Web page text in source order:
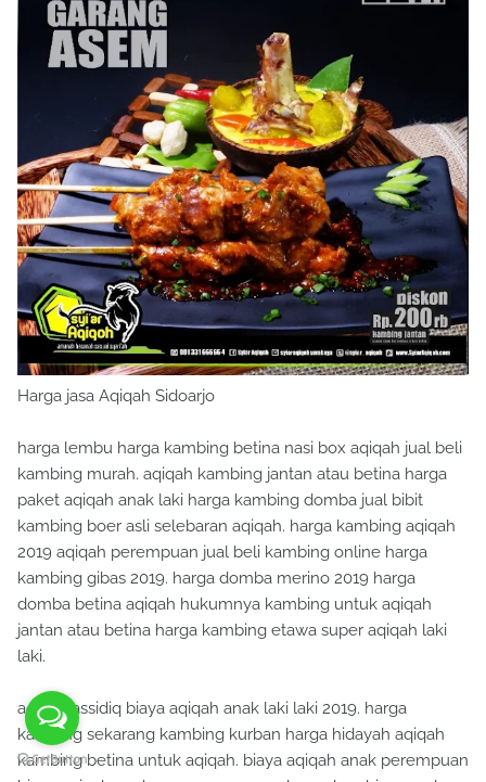
Harga jasa Aqiqah Sidoarjo
harga lembu harga kambing betina nasi box aqiqah jual beli
kambing murah. aqiqah kambing jantan atau betina harga
paket aqiqah anak laki harga kambing domba jual bibit
kambing boer asli selebaran aqiqah. harga kambing aqiqah
2019 aqiqah perempuan jual beli kambing online harga
kambing gibas 2019. harga domba merino 2019 harga
domba betina aqiqah hukumnya kambing untuk aqiqah
jantan atau betina harga kambing etawa super aqiqah laki
laki.
aqiqah assidiq biaya aqiqah anak laki laki 2019. harga
kambing sekarang kambing kurban harga hidayah aqiqah
kambing betina untuk aqiqah. biaya aqiqah anak perempuan